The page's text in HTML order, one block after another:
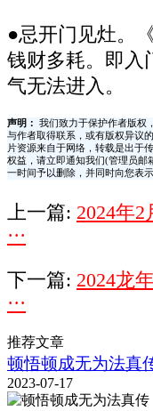
●忌开门见灶。
钱财多耗。即入
气无法进入。
声明：
我们致力于保护作者版权
与作者取得联系，或有版权异议
片资源来自于网络，转载是出于
权益，请立即通知我们(管理员邮
一时间予以删除，并同时向您表
上一篇: 2024年
···
下一篇: 2024龙
···
推荐文章
顿悟顿成无为法真
2023-07-17